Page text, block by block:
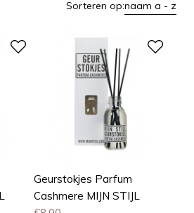
Sorteren op:naam a - z
Geurstokjes Parfum
Cashmere MIJN STIJL